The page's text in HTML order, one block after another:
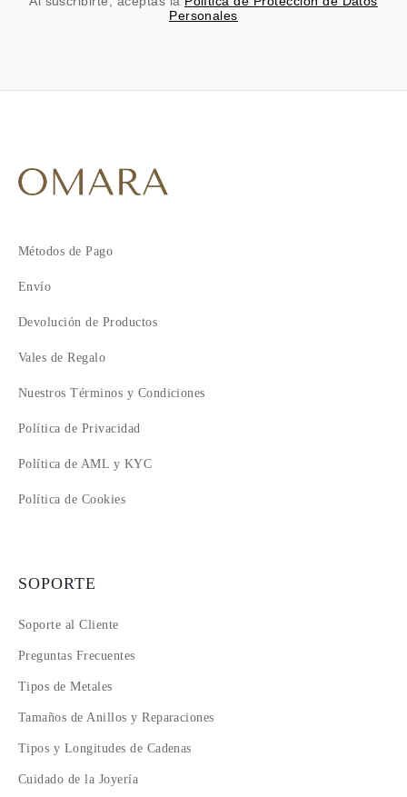
Personales
Métodos de Pago
Envío
Devolución de Productos
Vales de Regalo
Nuestros Términos y Condiciones
Política de Privacidad
Política de AML y KYC
Política de Cookies
SOPORTE
Soporte al Cliente
Preguntas Frecuentes
Tipos de Metales
Tamaños de Anillos y Reparaciones
Tipos y Longitudes de Cadenas
Cuidado de la Joyería